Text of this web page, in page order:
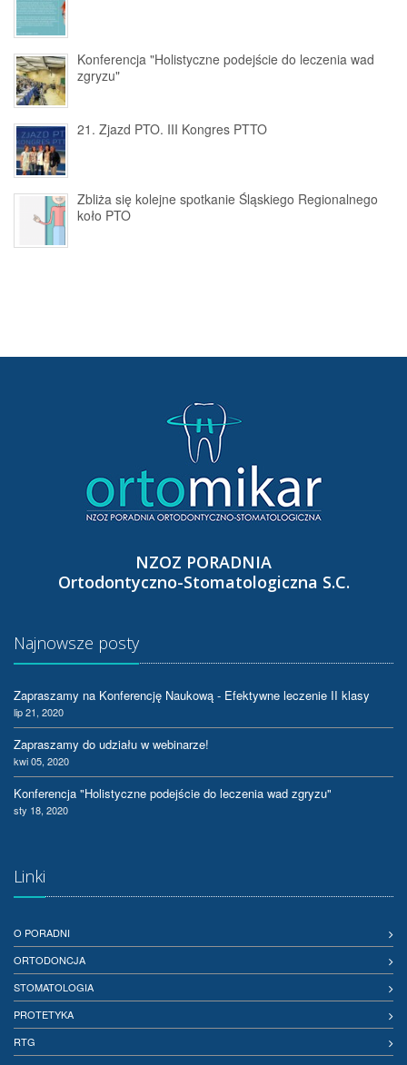
Konferencja "Holistyczne podejście do leczenia wad
zgryzu"
21. Zjazd PTO. III Kongres PTTO
Zbliża się kolejne spotkanie Śląskiego Regionalnego
koło PTO
NZOZ PORADNIA
Ortodontyczno-Stomatologiczna S.C.
Najnowsze posty
Zapraszamy na Konferencję Naukową - Efektywne leczenie II klasy
lip 21, 2020
Zapraszamy do udziału w webinarze!
kwi 05, 2020
Konferencja "Holistyczne podejście do leczenia wad zgryzu"
sty 18, 2020
Linki
O PORADNI
ORTODONCJA
STOMATOLOGIA
PROTETYKA
RTG